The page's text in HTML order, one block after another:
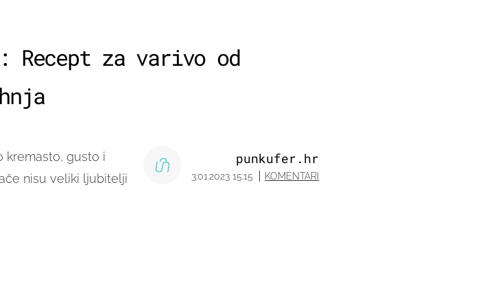
Recept za varivo od
kremasto, gusto i
nisu veliki ljubitelji
punkufer.hr
3.01.2023 15:15 KOMENTARI